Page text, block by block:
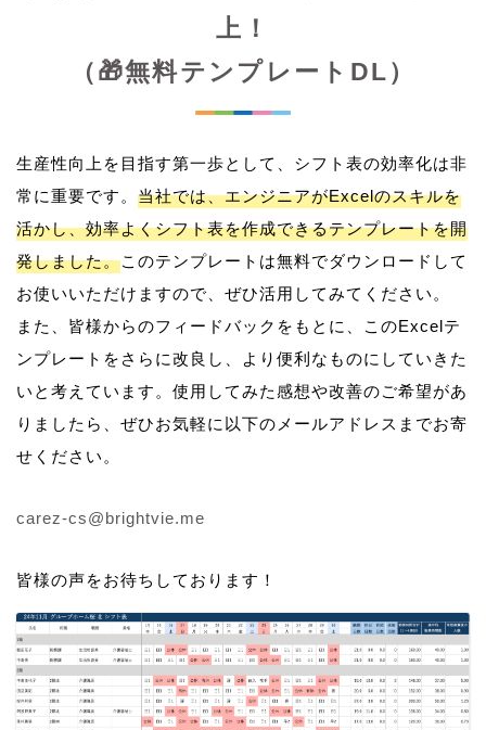
上！
（🎁無料テンプレートDL）
生産性向上を目指す第一歩として、シフト表の効率化は非
常に重要です。 当社では、エンジニアがExcelのスキルを
活かし、効率よくシフト表を作成できるテンプレートを開
発しました。このテンプレートは無料でダウンロードして
お使いいただけますので、ぜひ活用してみてください。
また、皆様からのフィードバックをもとに、このExcelテ
ンプレートをさらに改良し、より便利なものにしていきた
いと考えています。使用してみた感想や改善のご希望があ
りましたら、ぜひお気軽に以下のメールアドレスまでお寄
せください。
carez-cs@brightvie.me
皆様の声をお待ちしております！